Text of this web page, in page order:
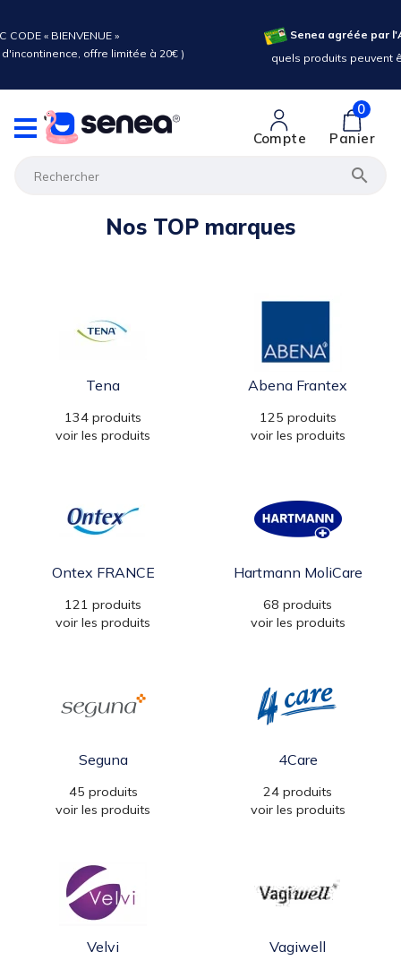
par l'Assurance Maladie :
peuvent être pris en charge ?

Compte
0
Panier
Nos TOP marques
Tena
134 produits
voir les produits
Abena Frantex
125 produits
voir les produits
Ontex FRANCE
121 produits
voir les produits
Hartmann MoliCare
68 produits
voir les produits
Seguna
45 produits
voir les produits
4Care
24 produits
voir les produits
Velvi Vagiwell